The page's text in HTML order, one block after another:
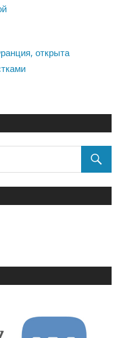
открыта